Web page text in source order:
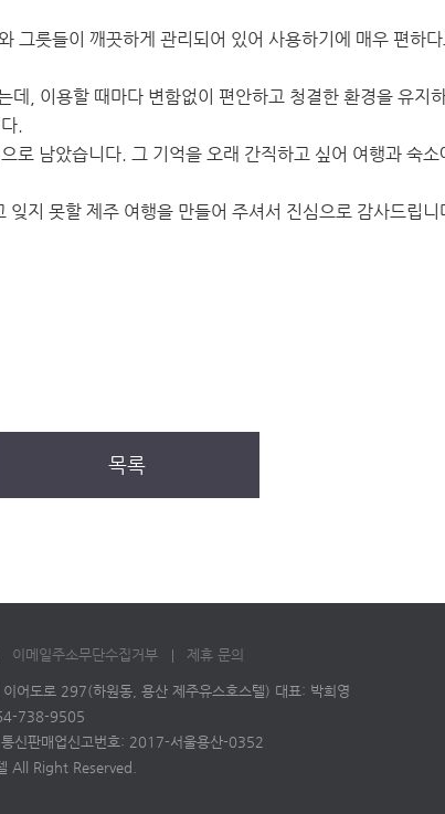
그릇들이 깨끗하게 관리되어 있어 사용하기에 매우 편하
, 이용할 때마다 변함없이 편안하고 청결한 환경을 유지
.
로 남았습니다. 그 기억을 오래 간직하고 싶어 여행과 숙
지 못할 제주 여행을 만들어 주셔서 진심으로 감사드립니
목록
이메일주소무단수집거부 제휴 문의
어도로 297(하원동, 용산 제주유스호스텔) 대표: 박희영
738-9505
신판매업신고번호: 2017-서울용산-0352
All Right Reserved.